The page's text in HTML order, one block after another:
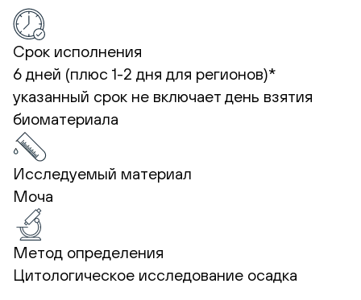
Срок исполнения
6 дней (плюс 1-2 дня для регионов)*
указанный срок не включает день взятия
биоматериала
Исследуемый материал
Моча
Метод определения
Цитологическое исследование осадка